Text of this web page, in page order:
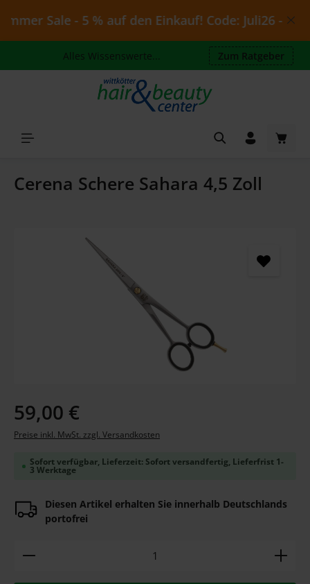
Zum Hauptinhalt springen
Sale - 5 % auf den Einkauf! Code: Juli26 -
Alles Wissenswerte... Zum Ratgeber
Cerena Schere Sahara 4,5 Zoll
Bildergalerie überspringen
Regulärer Preis:
59,00 €
Preise inkl. MwSt. zzgl. Versandkosten
Sofort verfügbar, Lieferzeit: Sofort versandfertig, Lieferfrist 1-
3 Werktage
Diesen Artikel erhalten Sie innerhalb Deutschlands
portofrei
Produkt Anzahl: Gib den gewünschten Wert ein